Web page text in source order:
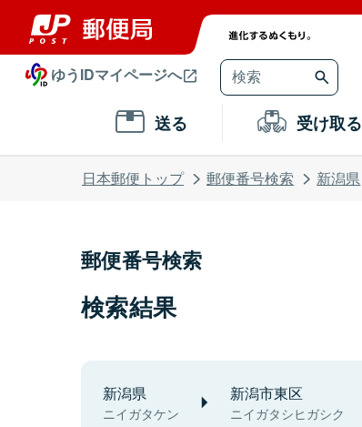
ゆうIDマイページへ
送る 受け取る
日本郵便トップ 郵便番号検索 新潟県
郵便番号検索
検索結果
新潟県
ニイガタケン
新潟市東区
ニイガタシヒガシク